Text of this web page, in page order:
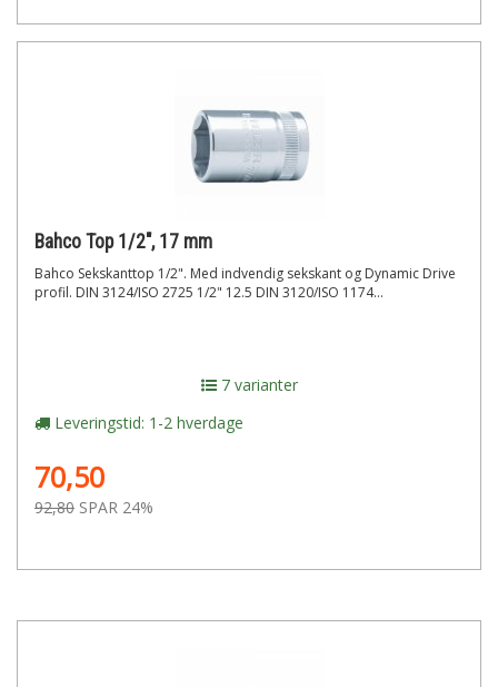
Bahco Top 1/2", 17 mm
Bahco Sekskanttop 1/2". Med indvendig sekskant og Dynamic Drive
profil. DIN 3124/ISO 2725 1/2" 12.5 DIN 3120/ISO 1174...
7 varianter
Leveringstid: 1-2 hverdage
70,50
92,80 SPAR 24%